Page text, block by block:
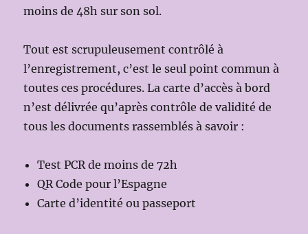
moins de 48h sur son sol.
Tout est scrupuleusement contrôlé à
l’enregistrement, c’est le seul point commun à
toutes ces procédures. La carte d’accès à bord
n’est délivrée qu’après contrôle de validité de
tous les documents rassemblés à savoir :
Test PCR de moins de 72h
QR Code pour l’Espagne
Carte d’identité ou passeport